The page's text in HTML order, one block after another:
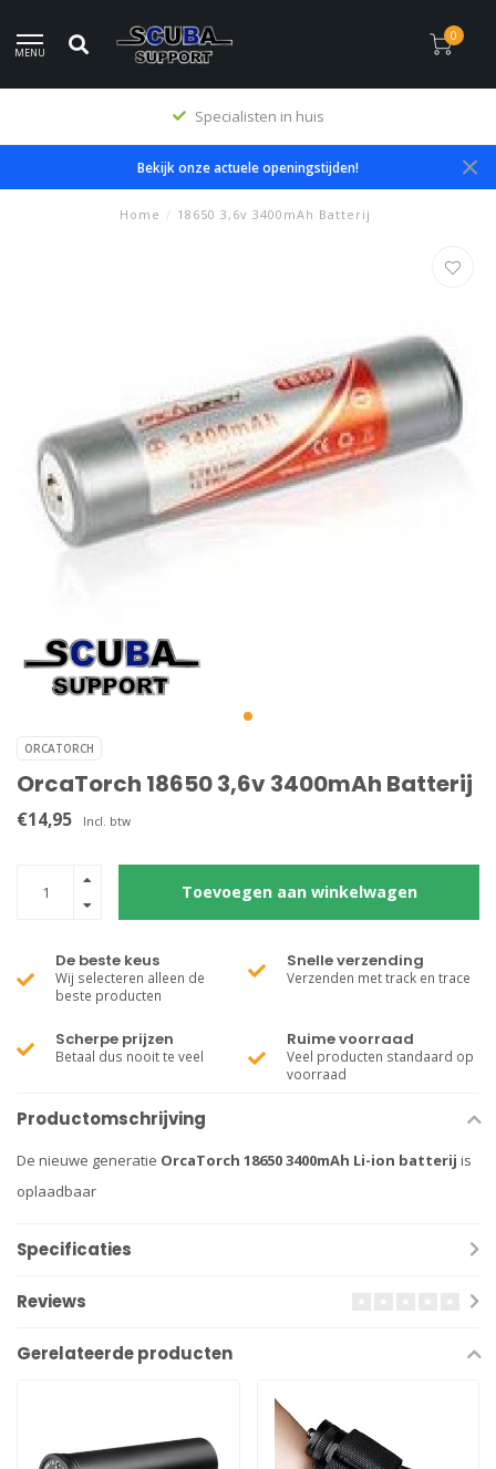
MENU
0
Specialisten in huis
Bekijk onze actuele openingstijden!
Home / 18650 3,6v 3400mAh Batterij
ORCATORCH
OrcaTorch 18650 3,6v 3400mAh Batterij
€14,95 Incl. btw
Toevoegen aan winkelwagen
De beste keus
Wij selecteren alleen de
beste producten
Snelle verzending
Verzenden met track en trace
Scherpe prijzen
Betaal dus nooit te veel
Ruime voorraad
Veel producten standaard op
voorraad
Productomschrijving
De nieuwe generatie OrcaTorch 18650 3400mAh Li-ion batterij is
oplaadbaar
Specificaties
Reviews
Gerelateerde producten